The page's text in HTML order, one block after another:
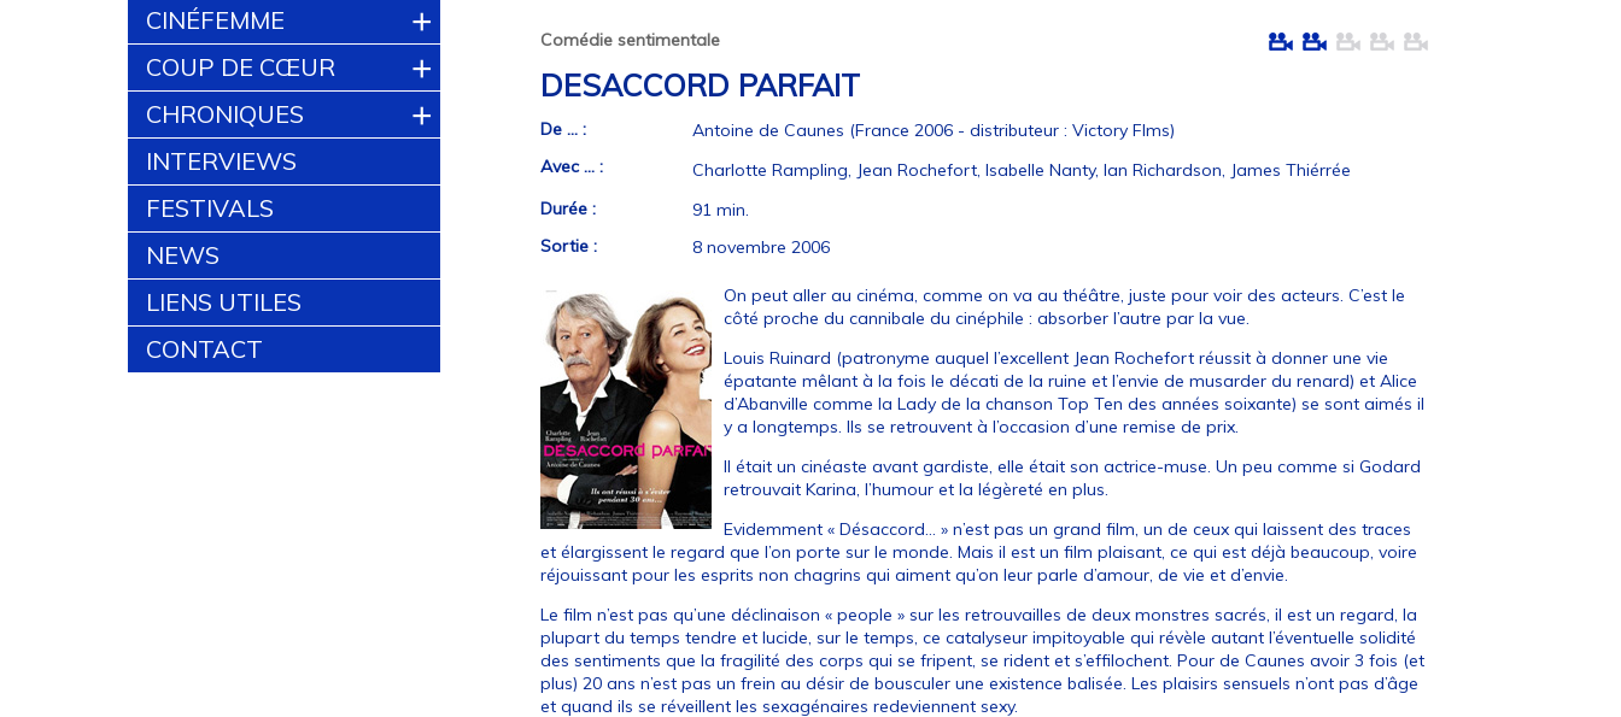
CINÉFEMME
+
COUP DE CŒUR +
CHRONIQUES +
INTERVIEWS
FESTIVALS
NEWS
LIENS UTILES
CONTACT
Comédie sentimentale
DESACCORD PARFAIT
De ... :
Antoine de Caunes (France 2006 - distributeur : Victory Flms)
Avec ... :
Charlotte Rampling, Jean Rochefort, Isabelle Nanty, Ian Richardson, James Thiérrée
Durée :
91 min.
Sortie :
8 novembre 2006
On peut aller au cinéma, comme on va au théâtre, juste pour voir des acteurs. C’est le
côté proche du cannibale du cinéphile : absorber l’autre par la vue.
Louis Ruinard (patronyme auquel l’excellent Jean Rochefort réussit à donner une vie
épatante mêlant à la fois le décati de la ruine et l’envie de musarder du renard) et Alice
d’Abanville comme la Lady de la chanson Top Ten des années soixante) se sont aimés il
y a longtemps. Ils se retrouvent à l’occasion d’une remise de prix.
Il était un cinéaste avant gardiste, elle était son actrice-muse. Un peu comme si Godard
retrouvait Karina, l’humour et la légèreté en plus.
Evidemment « Désaccord… » n’est pas un grand film, un de ceux qui laissent des traces
et élargissent le regard que l’on porte sur le monde. Mais il est un film plaisant, ce qui est déjà beaucoup, voire
réjouissant pour les esprits non chagrins qui aiment qu’on leur parle d’amour, de vie et d’envie.
Le film n’est pas qu’une déclinaison « people » sur les retrouvailles de deux monstres sacrés, il est un regard, la
plupart du temps tendre et lucide, sur le temps, ce catalyseur impitoyable qui révèle autant l’éventuelle solidité
des sentiments que la fragilité des corps qui se fripent, se rident et s’effilochent. Pour de Caunes avoir 3 fois (et
plus) 20 ans n’est pas un frein au désir de bousculer une existence balisée. Les plaisirs sensuels n’ont pas d’âge
et quand ils se réveillent les sexagénaires redeviennent sexy.